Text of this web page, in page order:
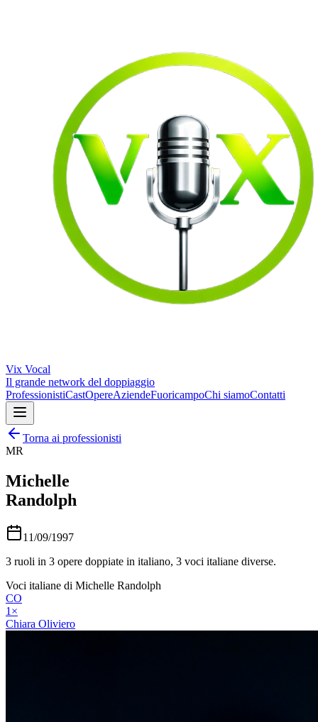
Vix Vocal
Il grande network del doppiaggio
ProfessionistiCastOpereAziendeFuoricampoChi siamoContatti
Torna ai professionisti
MR
Michelle
Randolph
11/09/1997
3 ruoli in 3 opere doppiate in italiano, 3 voci italiane diverse.
Voci italiane di Michelle Randolph
CO
1 ×
Chiara Oliviero